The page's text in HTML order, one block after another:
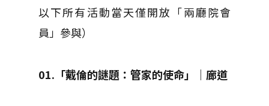
以下所有活動當天僅開放「兩廳院會
員」參與）
01.「戴倫的謎題：管家的使命」｜廊道